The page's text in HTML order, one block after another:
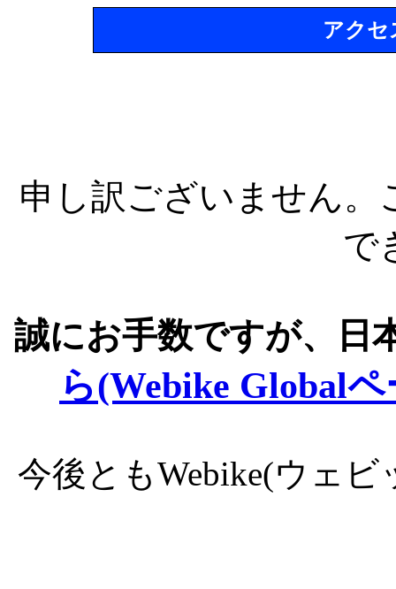
アクセ
申し訳ございません
で
誠にお手数ですが、日
ら(Webike Global
今後ともWebike(ウェ